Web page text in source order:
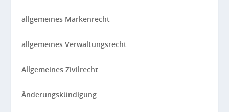
allgemeines Markenrecht
allgemeines Verwaltungsrecht
Allgemeines Zivilrecht
Änderungskündigung